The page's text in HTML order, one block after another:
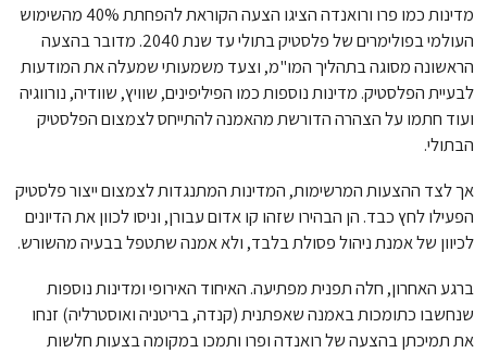
מדינות כמו פרו ורואנדה הציגו הצעה הקוראת להפחתת 40% מהשימוש
העולמי בפולימרים של פלסטיק בתולי עד שנת 2040. מדובר בהצעה
הראשונה מסוגה בתהליך המו"מ, וצעד משמעותי שמעלה את המודעות
לבעיית הפלסטיק. מדינות נוספות כמו הפיליפינים, שוויץ, שוודיה, נורווגיה
ועוד חתמו על הצהרה הדורשת מהאמנה להתייחס לצמצום הפלסטיק
הבתולי.
אך לצד ההצעות המרשימות, המדינות המתנגדות לצמצום ייצור פלסטיק
הפעילו לחץ כבד. הן הבהירו שזהו קו אדום עבורן, וניסו לכוון את הדיונים
לכיוון של אמנת ניהול פסולת בלבד, ולא אמנה שתטפל בבעיה מהשורש.
ברגע האחרון, חלה תפנית מפתיעה. האיחוד האירופי ומדינות נוספות
שנחשבו כתומכות באמנה שאפתנית (קנדה, בריטניה ואוסטרליה) זנחו
את תמיכתן בהצעה של רואנדה ופרו ותמכו במקומה בצעות חלשות